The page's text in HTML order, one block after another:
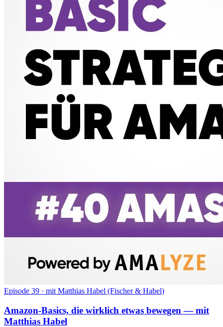
Episode 39 · mit Matthias Habel (Fischer & Habel)
Amazon-Basics, die wirklich etwas bewegen — mit
Matthias Habel